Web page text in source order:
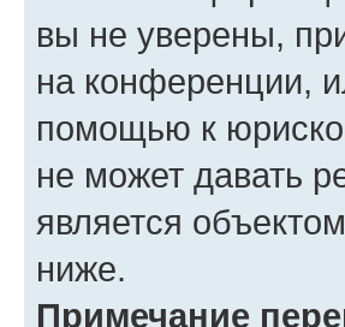
вы не уверены,
на конференции,
помощью к
не может давать
является
ниже.
Примечание